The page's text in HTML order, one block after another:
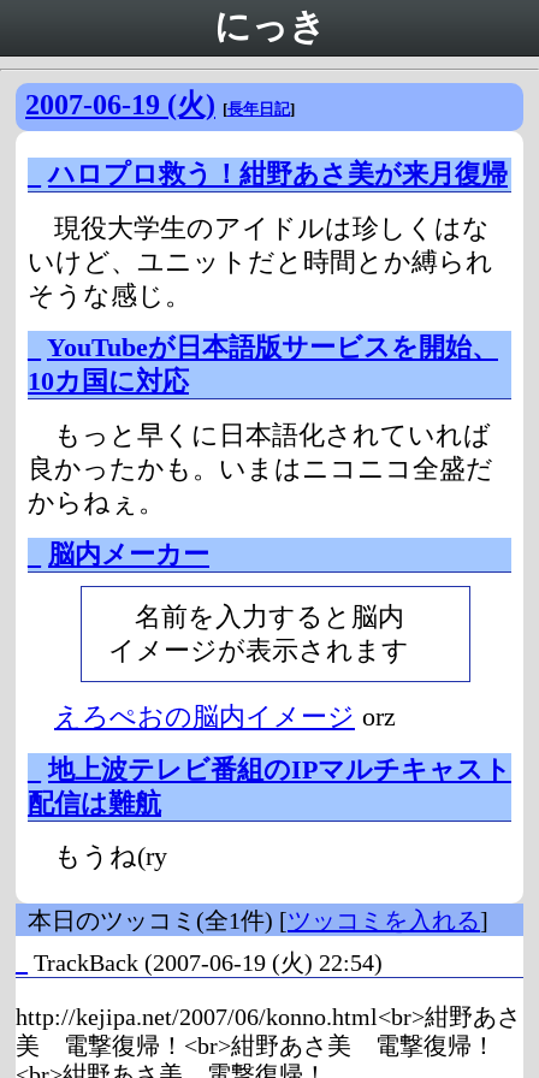
にっき
2007-06-19 (火) [長年日記]
ハロプロ救う！紺野あさ美が来月復帰
現役大学生のアイドルは珍しくはな
いけど、ユニットだと時間とか縛られ
そうな感じ。
YouTubeが日本語版サービスを開始、
10カ国に対応
もっと早くに日本語化されていれば
良かったかも。いまはニコニコ全盛だ
からねぇ。
脳内メーカー
名前を入力すると脳内
イメージが表示されます
えろぺおの脳内イメージ orz
地上波テレビ番組のIPマルチキャスト
配信は難航
もうね(ry
本日のツッコミ(全1件) [ツッコミを入れる]
TrackBack (2007-06-19 (火) 22:54)
http://kejipa.net/2007/06/konno.html<br>紺野あさ
美 電撃復帰！<br>紺野あさ美 電撃復帰！